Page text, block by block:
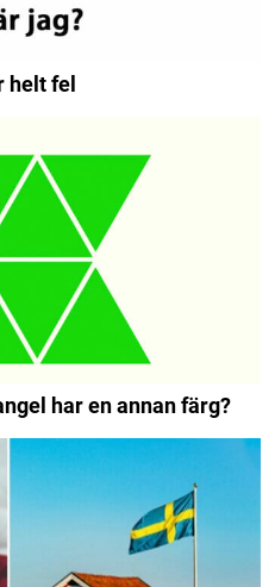
helt fel
har en annan färg?